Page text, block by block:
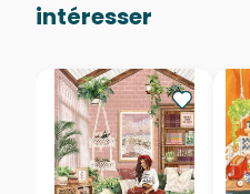
intéresser